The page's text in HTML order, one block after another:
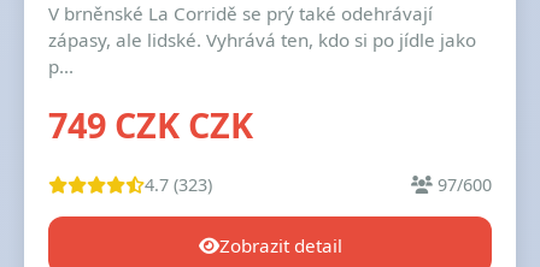
V brněnské La Corridě se prý také odehrávají
zápasy, ale lidské. Vyhrává ten, kdo si po jídle jako
p...
749 CZK CZK
4.7 (323) 97/600
Zobrazit detail